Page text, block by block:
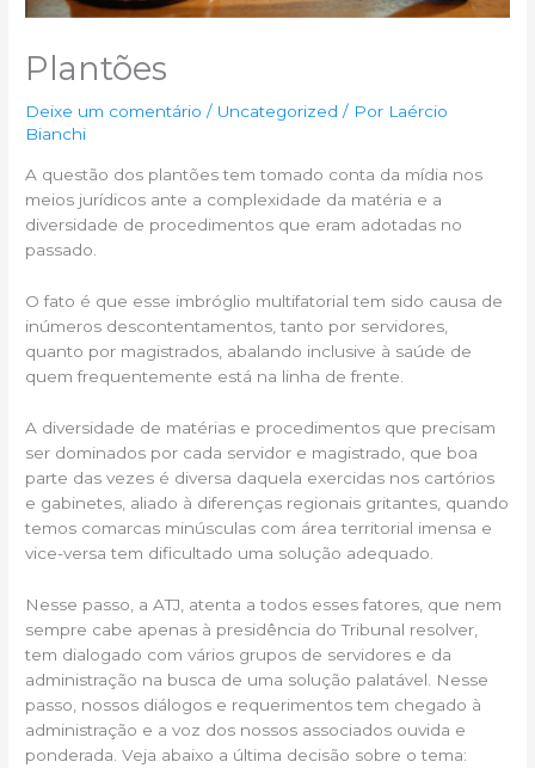
Plantões
Deixe um comentário / Uncategorized / Por Laércio
Bianchi
A questão dos plantões tem tomado conta da mídia nos
meios jurídicos ante a complexidade da matéria e a
diversidade de procedimentos que eram adotadas no
passado.
O fato é que esse imbróglio multifatorial tem sido causa de
inúmeros descontentamentos, tanto por servidores,
quanto por magistrados, abalando inclusive à saúde de
quem frequentemente está na linha de frente.
A diversidade de matérias e procedimentos que precisam
ser dominados por cada servidor e magistrado, que boa
parte das vezes é diversa daquela exercidas nos cartórios
e gabinetes, aliado à diferenças regionais gritantes, quando
temos comarcas minúsculas com área territorial imensa e
vice-versa tem dificultado uma solução adequado.
Nesse passo, a ATJ, atenta a todos esses fatores, que nem
sempre cabe apenas à presidência do Tribunal resolver,
tem dialogado com vários grupos de servidores e da
administração na busca de uma solução palatável. Nesse
passo, nossos diálogos e requerimentos tem chegado à
administração e a voz dos nossos associados ouvida e
ponderada. Veja abaixo a última decisão sobre o tema: